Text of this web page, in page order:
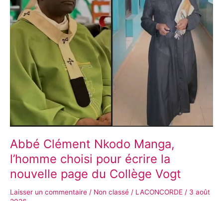
Abbé Clément Nkodo Manga,
l’homme choisi pour écrire la
nouvelle page du Collège Vogt
Laisser un commentaire / Non classé / LACONCORDE / 3 août
écrire
la
nouvelle
Collège
Vogt